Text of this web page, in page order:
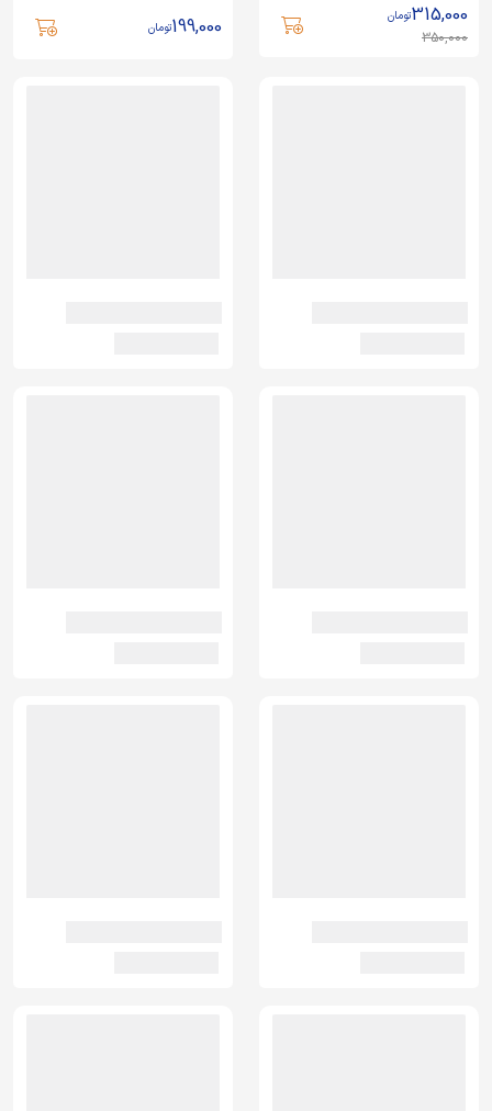
350,000
315,000تومان 199,000تومان